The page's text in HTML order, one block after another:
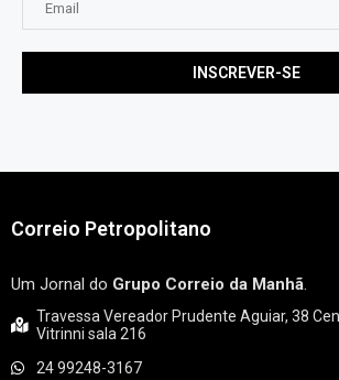
Correio Petropolitano
Um Jornal do Grupo Correio da Manhã.
Travessa Vereador Prudente Aguiar, 38
Vitrinni sala 216
24 99248-3167